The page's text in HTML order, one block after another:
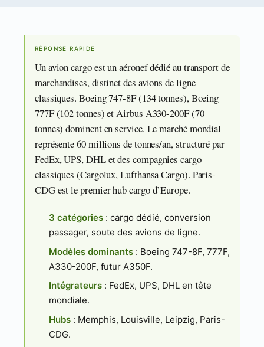
RÉPONSE RAPIDE
Un avion cargo est un aéronef dédié au transport de
marchandises, distinct des avions de ligne
classiques. Boeing 747-8F (134 tonnes), Boeing
777F (102 tonnes) et Airbus A330-200F (70
tonnes) dominent en service. Le marché mondial
représente 60 millions de tonnes/an, structuré par
FedEx, UPS, DHL et des compagnies cargo
classiques (Cargolux, Lufthansa Cargo). Paris-
CDG est le premier hub cargo d’Europe.
3 catégories : cargo dédié, conversion
passager, soute des avions de ligne.
Modèles dominants : Boeing 747-8F, 777F,
A330-200F, futur A350F.
Intégrateurs : FedEx, UPS, DHL en tête
mondiale.
Hubs : Memphis, Louisville, Leipzig, Paris-
CDG.